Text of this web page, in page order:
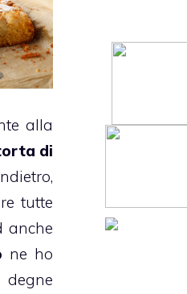
alla
di
tutte
anche
ne ho
degne